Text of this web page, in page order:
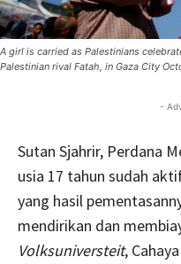
A girl is carried as Palestinians
Palestinian rival Fatah, in Gaza City
-
Sutan Sjahrir, Perdana
usia 17 tahun sudah
yang hasil
mendirikan dan
Volksuniversteit,